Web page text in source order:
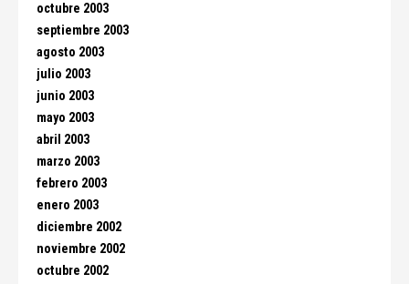
octubre 2003
septiembre 2003
agosto 2003
julio 2003
junio 2003
mayo 2003
abril 2003
marzo 2003
febrero 2003
enero 2003
diciembre 2002
noviembre 2002
octubre 2002